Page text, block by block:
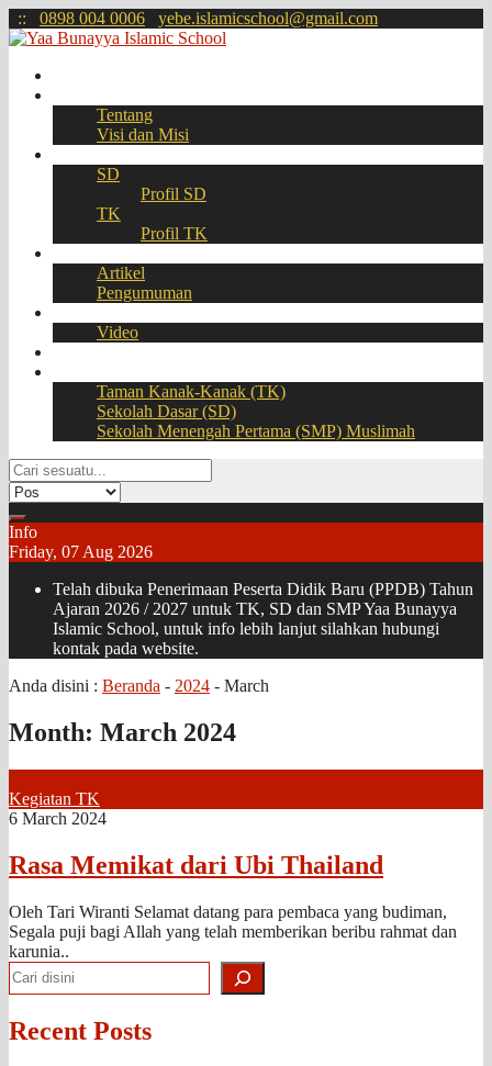
:: 0898 004 0006 yebe.islamicschool@gmail.com
Tentang
Visi dan Misi
SD
Profil SD
TK
Profil TK
Artikel
Pengumuman
Video
Taman Kanak-Kanak (TK)
Sekolah Dasar (SD)
Sekolah Menengah Pertama (SMP) Muslimah
Info
Friday, 07 Aug 2026
Telah dibuka Penerimaan Peserta Didik Baru (PPDB) Tahun
Ajaran 2026 / 2027 untuk TK, SD dan SMP Yaa Bunayya
Islamic School, untuk info lebih lanjut silahkan hubungi
kontak pada website.
Anda disini : Beranda - 2024 - March
Month: March 2024
Kegiatan TK
6 March 2024
Rasa Memikat dari Ubi Thailand
Oleh Tari Wiranti Selamat datang para pembaca yang budiman,
Segala puji bagi Allah yang telah memberikan beribu rahmat dan
karunia..
Search
Recent Posts